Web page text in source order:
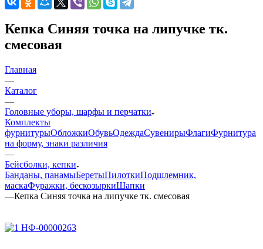
Кепка Синяя точка на липучке тк.
смесовая
Главная
—
Каталог
—
Головные уборы, шарфы и перчатки
Комплекты
фурнитурыОбложкиОбувьОдеждаСувенирыФлагиФурнитура
на форму, знаки различия
—
Бейсболки, кепки
Банданы, панамыБеретыПилоткиПодшлемник,
маскаФуражки, бескозыркиШапки
—Кепка Синяя точка на липучке тк. смесовая